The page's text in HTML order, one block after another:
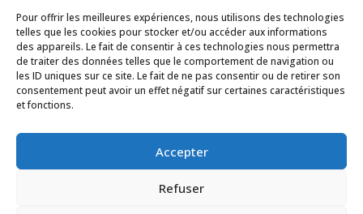
Pour offrir les meilleures expériences, nous utilisons des technologies
telles que les cookies pour stocker et/ou accéder aux informations
des appareils. Le fait de consentir à ces technologies nous permettra
de traiter des données telles que le comportement de navigation ou
les ID uniques sur ce site. Le fait de ne pas consentir ou de retirer son
consentement peut avoir un effet négatif sur certaines caractéristiques
et fonctions.
Accepter
Refuser
Samedi sur rendez-vous